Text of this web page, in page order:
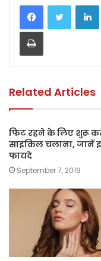
e
b
o
k
er ts
p
Print
Related Articles
फिट रहने के लिए शुरू
साइकिल चलाना, जानें
फायदे
September 7, 2019